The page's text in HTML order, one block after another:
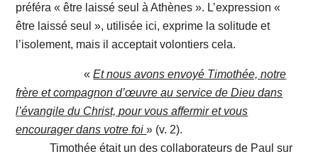
préféra « être laissé seul à Athènes ». L’expression «
être laissé seul », utilisée ici, exprime la solitude et
l’isolement, mais il acceptait volontiers cela.
«Et nous avons envoyé Timothée, notre
frère et compagnon d’œuvre au service de Dieu dans
l’évangile du Christ, pour vous affermir et vous
encourager dans votre foi» (v. 2).
Timothée était un des collaborateurs de Paul sur